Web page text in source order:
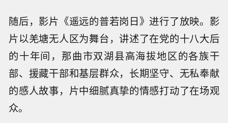
随后，影片《遥远的普若岗日》进行了放映。影
片以羌塘无人区为舞台，讲述了在党的十八大后
的十年间，那曲市双湖县高海拔地区的各族干
部、援藏干部和基层群众，长期坚守、无私奉献
的感人故事，片中细腻真挚的情感打动了在场观
众。